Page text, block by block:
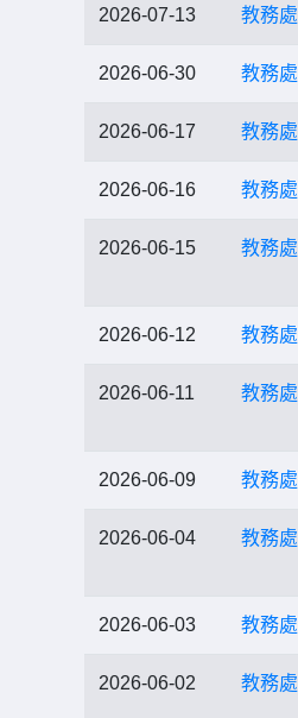
2026-07-13 教務處
2026-06-30 教務處
2026-06-17 教務處
2026-06-16 教務處
2026-06-15 教務處
2026-06-12 教務處
2026-06-11 教務處
2026-06-09 教務處
2026-06-04 教務處
2026-06-03 教務處
2026-06-02 教務處